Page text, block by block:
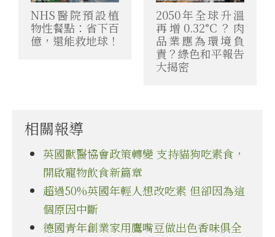
NHS醫院預設植
物性餐點：省下百
億，還能救地球！
2050年全球升溫
再增0.32°C？肉
品業應為環境負
責？綠色和平報告
大揭密
相關報導
英國獸醫協會政策轉變 支持貓狗吃素食，
開啟寵物飲食新篇章
超過50%英國年輕人想改吃素 但卻因為這
個原因中斷
德國青年創業家用鷹嘴豆做出色香味俱全